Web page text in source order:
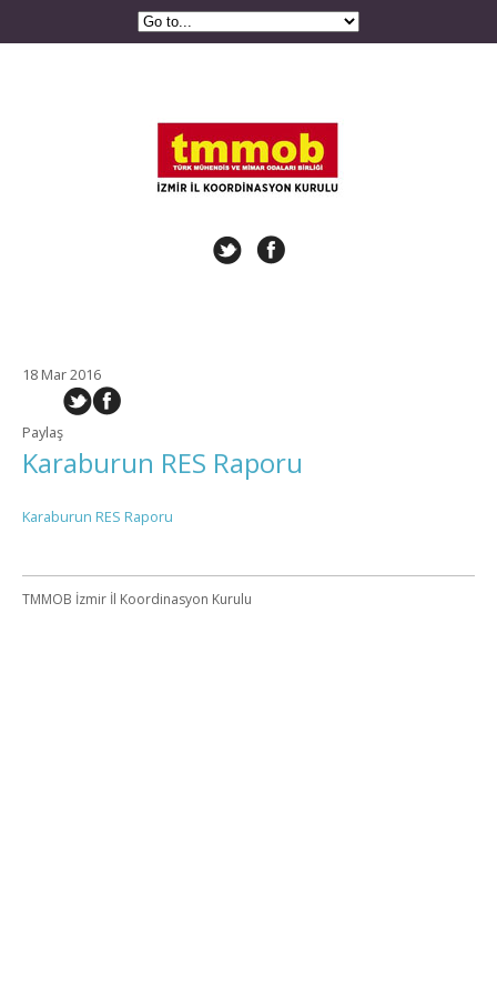
18 Mar 2016
Paylaş
Karaburun RES Raporu
Karaburun RES Raporu
TMMOB İzmir İl Koordinasyon Kurulu